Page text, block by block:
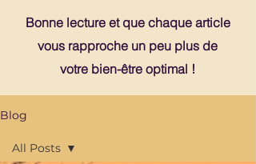
Bonne lecture et que chaque article
vous rapproche un peu plus de
votre bien-être optimal !
Blog
All Posts